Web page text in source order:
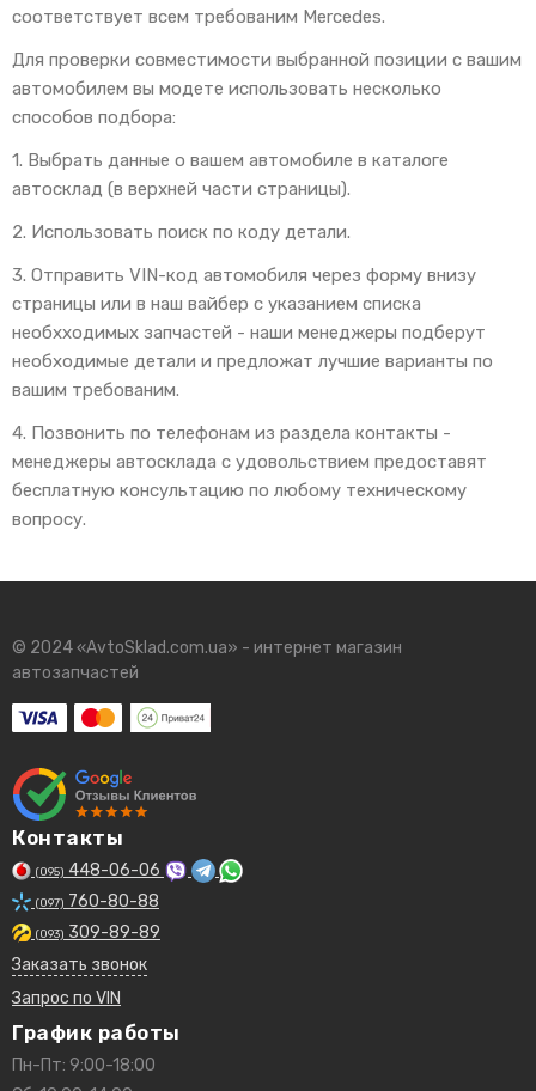
соответствует всем требованим Mercedes.
Для проверки совместимости выбранной позиции с вашим
автомобилем вы модете использовать несколько
способов подбора:
1. Выбрать данные о вашем автомобиле в каталоге
автосклад (в верхней части страницы).
2. Использовать поиск по коду детали.
3. Отправить VIN-код автомобиля через форму внизу
страницы или в наш вайбер с указанием списка
необхходимых запчастей - наши менеджеры подберут
необходимые детали и предложат лучшие варианты по
вашим требованим.
4. Позвонить по телефонам из раздела контакты -
менеджеры автосклада с удовольствием предоставят
бесплатную консультацию по любому техническому
вопросу.
© 2024 «AvtoSklad.com.ua» - интернет магазин
автозапчастей
Контакты
(095) 448-06-06
(097) 760-80-88
(093) 309-89-89
Заказать звонок
Запрос по VIN
График работы
Пн-Пт: 9:00-18:00